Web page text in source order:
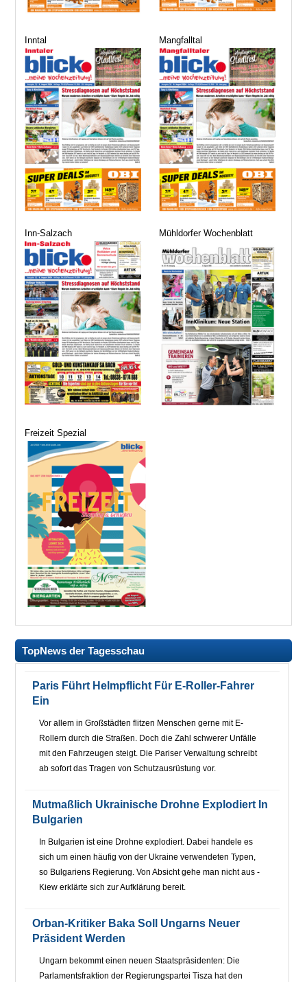
Inntal Mangfalltal
Inn-Salzach Mühldorfer Wochenblatt
Freizeit Spezial
TopNews der Tagesschau
Paris Führt Helmpflicht Für E-Roller-Fahrer
Ein
Vor allem in Großstädten flitzen Menschen gerne mit E-
Rollern durch die Straßen. Doch die Zahl schwerer Unfälle
mit den Fahrzeugen steigt. Die Pariser Verwaltung schreibt
ab sofort das Tragen von Schutzausrüstung vor.
Mutmaßlich Ukrainische Drohne Explodiert In
Bulgarien
In Bulgarien ist eine Drohne explodiert. Dabei handele es
sich um einen häufig von der Ukraine verwendeten Typen,
so Bulgariens Regierung. Von Absicht gehe man nicht aus -
Kiew erklärte sich zur Aufklärung bereit.
Orban-Kritiker Baka Soll Ungarns Neuer
Präsident Werden
Ungarn bekommt einen neuen Staatspräsidenten: Die
Parlamentsfraktion der Regierungspartei Tisza hat den